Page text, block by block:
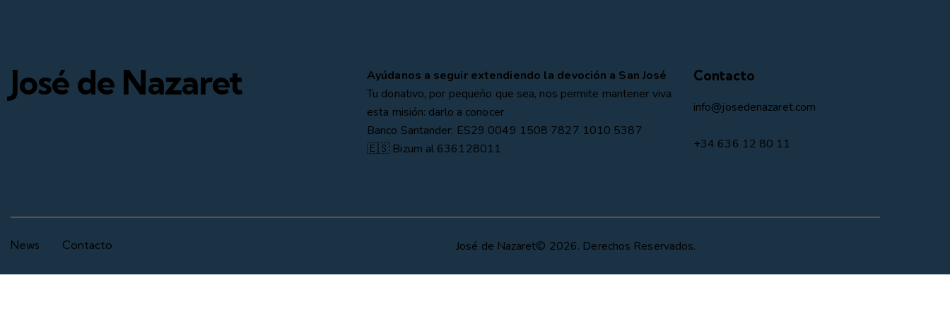
José de Nazaret
Ayúdanos a seguir extendiendo la devoción a San José
Tu donativo, por pequeño que sea, nos permite mantener viva
esta misión: darlo a conocer
Banco Santander: ES29 0049 1508 7827 1010 5387
🇪🇸 Bizum al 636128011
Contacto
info@josedenazaret.com
+34 636 12 80 11
News Contacto José de Nazaret© 2026. Derechos Reservados.